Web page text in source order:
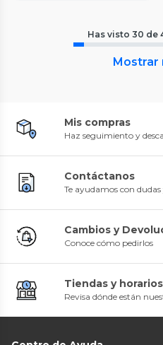
Has visto 30 de
Mostrar
Mis compras
Haz seguimiento y
Contáctanos
Te ayudamos con
Cambios y
Conoce cómo pedirlos
Tiendas y horarios
Revisa dónde están